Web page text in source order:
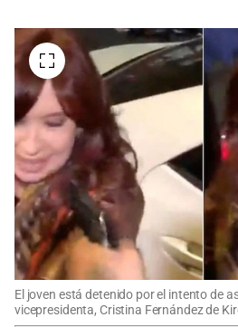
El joven está detenido por el intento de
vicepresidenta, Cristina Fernández de